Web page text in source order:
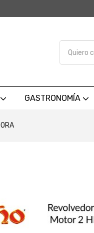
GASTRONOMÍA